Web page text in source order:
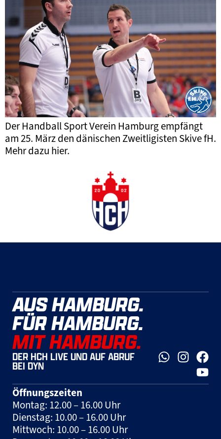
Der Handball Sport Verein Hamburg empfängt
am 25. März den dänischen Zweitligisten Skive fH.
Mehr dazu hier.
AUS HAMBURG.
FÜR HAMBURG.
MIT HAMBURG.
DER HCH LIVE UND AUF ABRUF
BEI DYN
Öffnungszeiten
Montag: 12.00 – 16.00 Uhr
Dienstag: 10.00 – 16.00 Uhr
Mittwoch: 10.00 – 16.00 Uhr